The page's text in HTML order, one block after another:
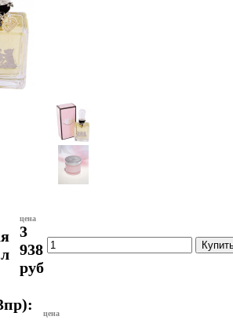
цена
3
938
руб
цена